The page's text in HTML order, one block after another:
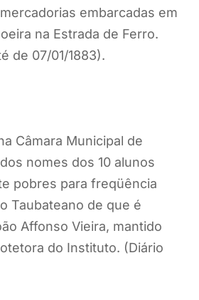
embarcadas em
na Estrada de Ferro.
de 07/01/1883).
Câmara Municipal de
nomes dos 10 alunos
pobres para freqüência
Taubateano de que é
Affonso Vieira, mantido
do Instituto. (Diário